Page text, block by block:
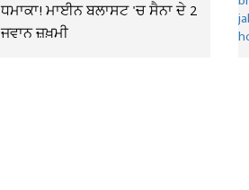
ਧਮਾਕਾ! ਮਾਈਨ ਬਲਾਸਟ 'ਚ ਸੈਨਾ ਦੇ 2
ਜਵਾਨ ਜ਼ਖ਼ਮੀ